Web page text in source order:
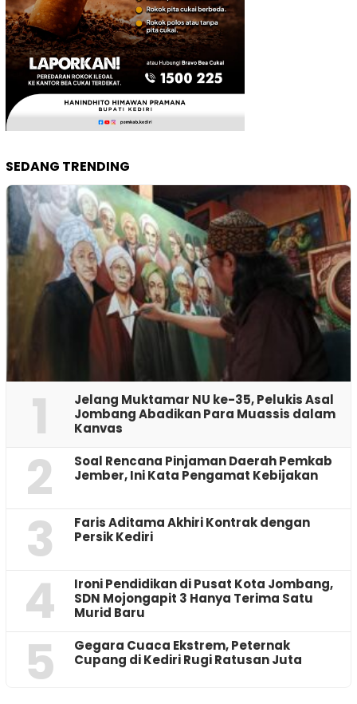
SEDANG TRENDING
1
Jelang Muktamar NU ke-35, Pelukis Asal
Jombang Abadikan Para Muassis dalam
Kanvas
2
‎Soal Rencana Pinjaman Daerah Pemkab
Jember, Ini Kata Pengamat Kebijakan ‎
3
Faris Aditama Akhiri Kontrak dengan
Persik Kediri
4
Ironi Pendidikan di Pusat Kota Jombang,
SDN Mojongapit 3 Hanya Terima Satu
Murid Baru
5
‎Gegara Cuaca Ekstrem, Peternak
Cupang di Kediri Rugi Ratusan Juta